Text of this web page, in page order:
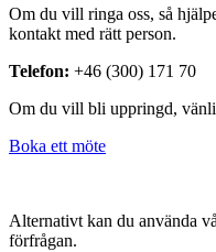
Om du vill ringa oss, så
kontakt med rätt person.
Telefon: +46 (300) 171 70
Om du vill bli uppringd,
Boka ett möte
Alternativt kan du använda
förfrågan.